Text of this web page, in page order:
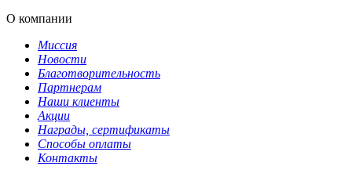
О компании
Миссия
Новости
Благотворительность
Партнерам
Наши клиенты
Акции
Награды, сертификаты
Способы оплаты
Контакты